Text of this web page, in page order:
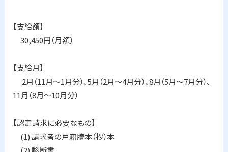
【支給額】
30,450円（月額）
【支給月】
2月（11月～1月分）、5月（2月～4月分）、8月（5月～7月分）、
11月（8月～10月分）
【認定請求に必要なもの】
(1) 請求者の戸籍謄本（抄）本